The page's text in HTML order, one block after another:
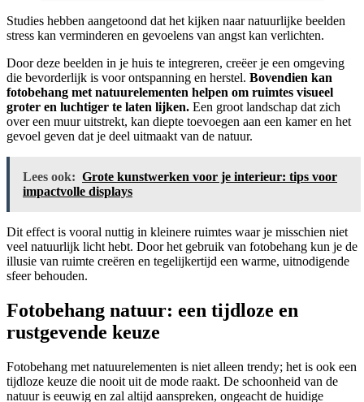
Studies hebben aangetoond dat het kijken naar natuurlijke beelden
stress kan verminderen en gevoelens van angst kan verlichten.
Door deze beelden in je huis te integreren, creëer je een omgeving
die bevorderlijk is voor ontspanning en herstel. Bovendien kan
fotobehang met natuurelementen helpen om ruimtes visueel
groter en luchtiger te laten lijken. Een groot landschap dat zich
over een muur uitstrekt, kan diepte toevoegen aan een kamer en het
gevoel geven dat je deel uitmaakt van de natuur.
Lees ook: Grote kunstwerken voor je interieur: tips voor
impactvolle displays
Dit effect is vooral nuttig in kleinere ruimtes waar je misschien niet
veel natuurlijk licht hebt. Door het gebruik van fotobehang kun je de
illusie van ruimte creëren en tegelijkertijd een warme, uitnodigende
sfeer behouden.
Fotobehang natuur: een tijdloze en
rustgevende keuze
Fotobehang met natuurelementen is niet alleen trendy; het is ook een
tijdloze keuze die nooit uit de mode raakt. De schoonheid van de
natuur is eeuwig en zal altijd aanspreken, ongeacht de huidige